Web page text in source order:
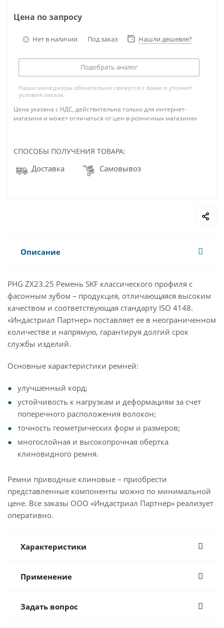
Цена по запросу
Нет в наличии Под заказ Нашли дешевле?
Подобрать аналог
Наши менеджеры обязательно свяжутся с вами и уточнят
условия заказа
Цена указана с НДС, действительна только для интернет-
магазина и может отличаться от цен в розничных магазинах
СПОСОБЫ ПОЛУЧЕНИЯ ТОВАРА:
Доставка Самовывоз
Описание
PHG ZX23.25 Ремень SKF классического профиля с
фасонным зубом – продукция, отличающаяся высоким
качеством и соответствующая стандарту ISO 4148.
«Индастриал Партнер» поставляет ее в неограниченном
количестве и напрямую, гарантируя долгий срок
службы изделий.
Основные характеристики ремней:
улучшенный корд;
устойчивость к нагрузкам и деформациям за счет
поперечного расположения волокон;
точность геометрических форм и размеров;
многослойная и высокопрочная обертка
клиновидного ремня.
Ремни приводные клиновые – приобрести
представленные компоненты можно по минимальной
цене. Все заказы ООО «Индастриал Партнер» реализует
оперативно.
Характеристики
Применение
Задать вопрос